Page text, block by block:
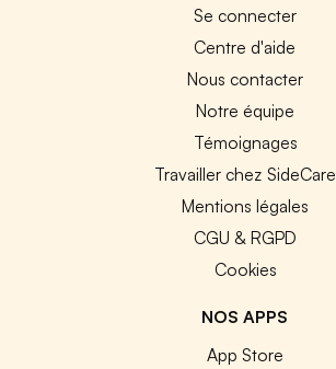
Se connecter
Centre d'aide
Nous contacter
Notre équipe
Témoignages
Travailler chez SideCare
Mentions légales
CGU & RGPD
Cookies
NOS APPS
App Store